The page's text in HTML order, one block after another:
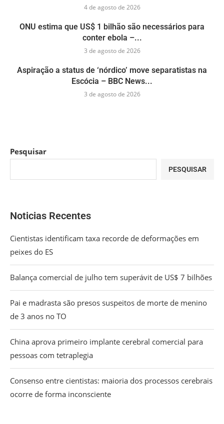
4 de agosto de 2026
ONU estima que US$ 1 bilhão são necessários para
conter ebola –...
3 de agosto de 2026
Aspiração a status de ‘nórdico’ move separatistas na
Escócia – BBC News...
3 de agosto de 2026
Pesquisar
PESQUISAR
Noticias Recentes
Cientistas identificam taxa recorde de deformações em
peixes do ES
Balança comercial de julho tem superávit de US$ 7 bilhões
Pai e madrasta são presos suspeitos de morte de menino
de 3 anos no TO
China aprova primeiro implante cerebral comercial para
pessoas com tetraplegia
Consenso entre cientistas: maioria dos processos cerebrais
ocorre de forma inconsciente